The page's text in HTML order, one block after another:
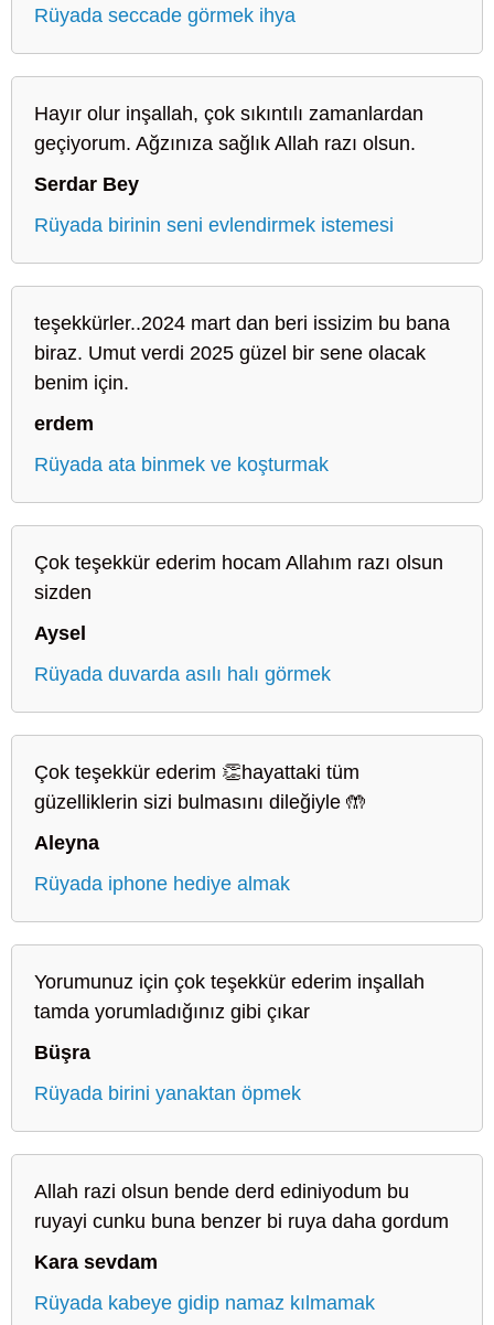
Rüyada seccade görmek ihya
Hayır olur inşallah, çok sıkıntılı zamanlardan
geçiyorum. Ağzınıza sağlık Allah razı olsun.
Serdar Bey
Rüyada birinin seni evlendirmek istemesi
teşekkürler..2024 mart dan beri issizim bu bana
biraz. Umut verdi 2025 güzel bir sene olacak
benim için.
erdem
Rüyada ata binmek ve koşturmak
Çok teşekkür ederim hocam Allahım razı olsun
sizden
Aysel
Rüyada duvarda asılı halı görmek
Çok teşekkür ederim 👏hayattaki tüm
güzelliklerin sizi bulmasını dileğiyle 🤲
Aleyna
Rüyada iphone hediye almak
Yorumunuz için çok teşekkür ederim inşallah
tamda yorumladığınız gibi çıkar
Büşra
Rüyada birini yanaktan öpmek
Allah razi olsun bende derd ediniyodum bu
ruyayi cunku buna benzer bi ruya daha gordum
Kara sevdam
Rüyada kabeye gidip namaz kılmamak